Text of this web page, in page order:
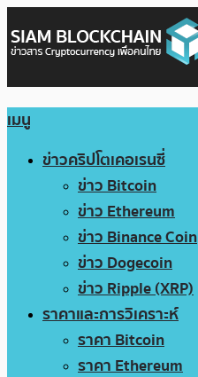
เมนู
ข่าวคริปโตเคอเรนซี่
ข่าว Bitcoin
ข่าว Ethereum
ข่าว Binance Coin
ข่าว Dogecoin
ข่าว Ripple (XRP)
ราคาและการวิเคราะห์
ราคา Bitcoin
ราคา Ethereum